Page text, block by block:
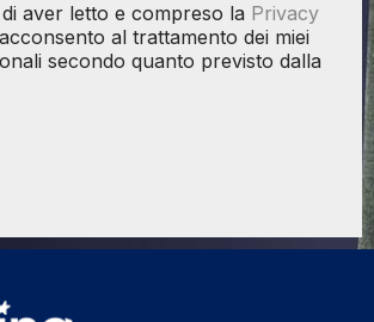
aver letto e compreso la Privacy
al trattamento dei miei
secondo quanto previsto dalla